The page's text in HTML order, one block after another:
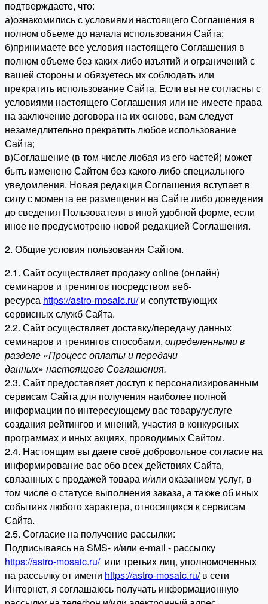
подтверждаете, что:
а)ознакомились с условиями настоящего Соглашения в
полном объеме до начала использования Сайта;
б)принимаете все условия настоящего Соглашения в
полном объеме без каких-либо изъятий и ограничений с
вашей стороны и обязуетесь их соблюдать или
прекратить использование Сайта. Если вы не согласны с
условиями настоящего Соглашения или не имеете права
на заключение договора на их основе, вам следует
незамедлительно прекратить любое использование
Сайта;
в)Соглашение (в том числе любая из его частей) может
быть изменено Сайтом без какого-либо специального
уведомления. Новая редакция Соглашения вступает в
силу с момента ее размещения на Сайте либо доведения
до сведения Пользователя в иной удобной форме, если
иное не предусмотрено новой редакцией Соглашения.
2. Общие условия пользования Сайтом.
2.1. Сайт осуществляет продажу online (онлайн)
семинаров и тренингов посредством веб-
ресурса https://astro-mosaic.ru/и сопутствующих
сервисных служб Сайта.
2.2. Сайт осуществляет доставку/передачу данных
семинаров и тренингов способами, определенными в
разделе «Процесс оплаты и передачи
данных» настоящего Соглашения.
2.3. Сайт предоставляет доступ к персонализированным
сервисам Сайта для получения наиболее полной
информации по интересующему вас товару/услуге
создания рейтингов и мнений, участия в конкурсных
программах и иных акциях, проводимых Сайтом.
2.4. Настоящим вы даете своё добровольное согласие на
информирование вас обо всех действиях Сайта,
связанных с продажей товара и/или оказанием услуг, в
том числе о статусе выполнения заказа, а также об иных
событиях любого характера, относящихся к сервисам
Сайта.
2.5. Согласие на получение рассылки:
Подписываясь на SMS- и/или e-mail - рассылку
https://astro-mosaic.ru/или третьих лиц, уполномоченных
на рассылку от имени https://astro-mosaic.ru/в сети
Интернет, я соглашаюсь получать информационную